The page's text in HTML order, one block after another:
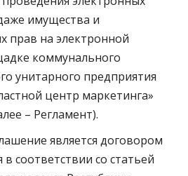
имущества и
прав на электронной
коммунального
унитарного предприятия
центр маркетинга»
– Регламент).
является договором
соответствии со статьей